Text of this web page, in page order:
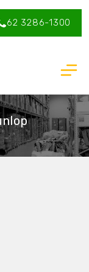
62 3286-1300